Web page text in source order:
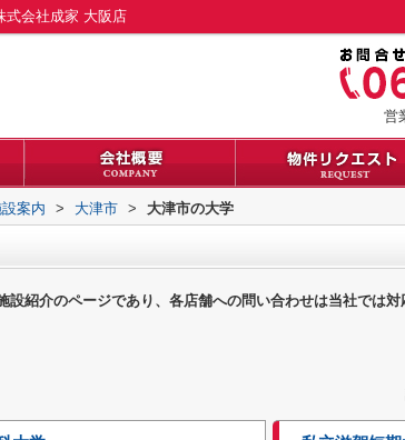
式会社成家 大阪店
営
案内 > 大津市 > 大津市の大学
紹介のページであり、各店舗への問い合わせは当社では対